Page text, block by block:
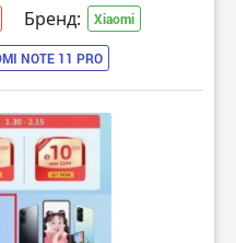
Бренд: Xiaomi
NOTE 11 PRO